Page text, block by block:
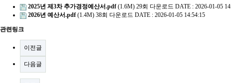
2025년 제3차 추가경정예산서.pdf(1.6M) 29회 다운로드 DATE : 2026-01-05
2026년 예산서.pdf(1.4M) 38회 다운로드 DATE : 2026-01-05 14:54:15
관련링크
이전글
다음글